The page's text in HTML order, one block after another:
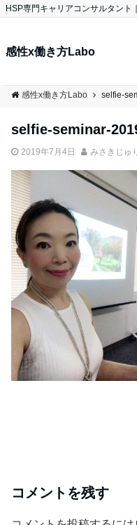
HSP専門キャリアコンサルタント
感性x働き方Labo
感性x働き方Labo selfie-
selfie-seminar-
2019年7月4日 みさきじゅ
コメントを残す